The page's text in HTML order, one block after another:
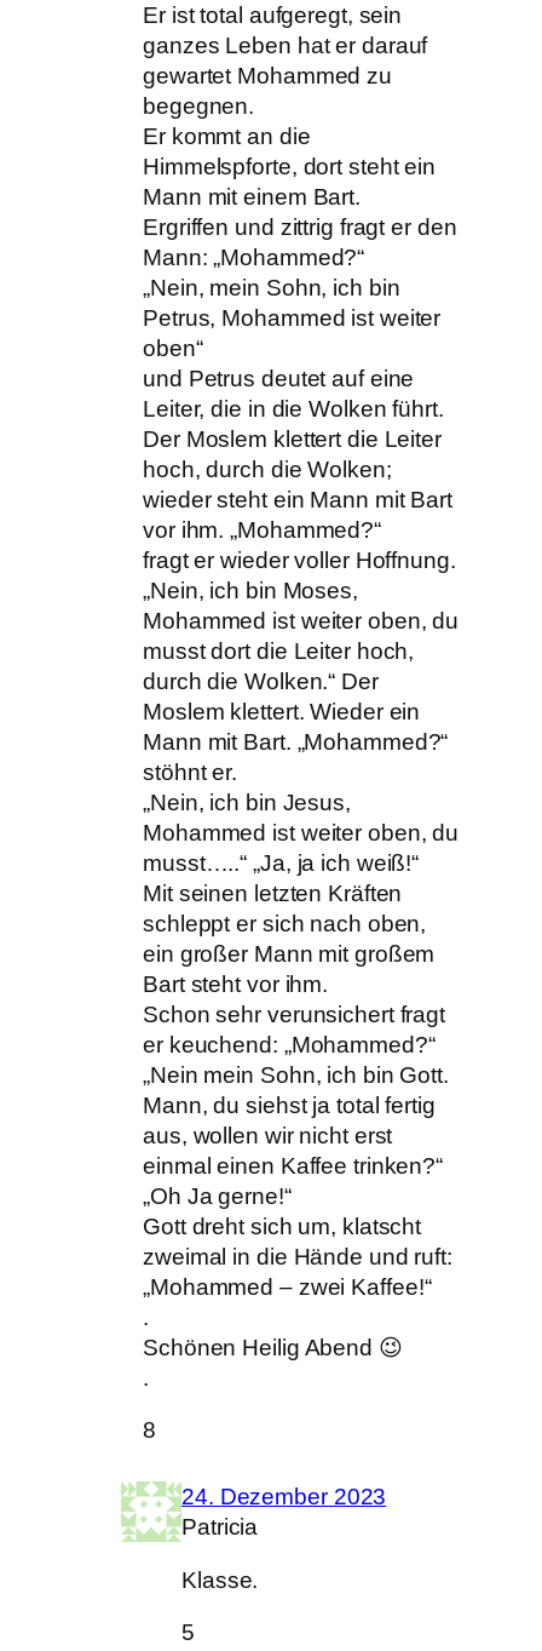
Er ist total aufgeregt, sein
ganzes Leben hat er darauf
gewartet Mohammed zu
begegnen.
Er kommt an die
Himmelspforte, dort steht ein
Mann mit einem Bart.
Ergriffen und zittrig fragt er den
Mann: „Mohammed?“
„Nein, mein Sohn, ich bin
Petrus, Mohammed ist weiter
oben“
und Petrus deutet auf eine
Leiter, die in die Wolken führt.
Der Moslem klettert die Leiter
hoch, durch die Wolken;
wieder steht ein Mann mit Bart
vor ihm. „Mohammed?“
fragt er wieder voller Hoffnung.
„Nein, ich bin Moses,
Mohammed ist weiter oben, du
musst dort die Leiter hoch,
durch die Wolken.“ Der
Moslem klettert. Wieder ein
Mann mit Bart. „Mohammed?“
stöhnt er.
„Nein, ich bin Jesus,
Mohammed ist weiter oben, du
musst…..“ „Ja, ja ich weiß!“
Mit seinen letzten Kräften
schleppt er sich nach oben,
ein großer Mann mit großem
Bart steht vor ihm.
Schon sehr verunsichert fragt
er keuchend: „Mohammed?“
„Nein mein Sohn, ich bin Gott.
Mann, du siehst ja total fertig
aus, wollen wir nicht erst
einmal einen Kaffee trinken?“
„Oh Ja gerne!“
Gott dreht sich um, klatscht
zweimal in die Hände und ruft:
„Mohammed – zwei Kaffee!“
.
Schönen Heilig Abend 😉
.
8
24. Dezember 2023
Patricia
Klasse.
5